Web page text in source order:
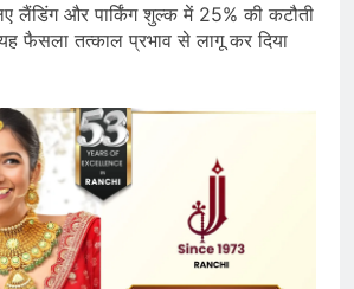
लैंडिंग और पार्किंग शुल्क में 25% की कटौती
फैसला तत्काल प्रभाव से लागू कर दिया